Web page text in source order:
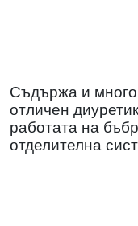
Съдържа и много
отличен
работата на
отделителна